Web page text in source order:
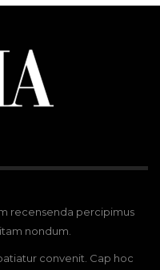
recensenda percipimus
nondum.
convenit. Cap hoc